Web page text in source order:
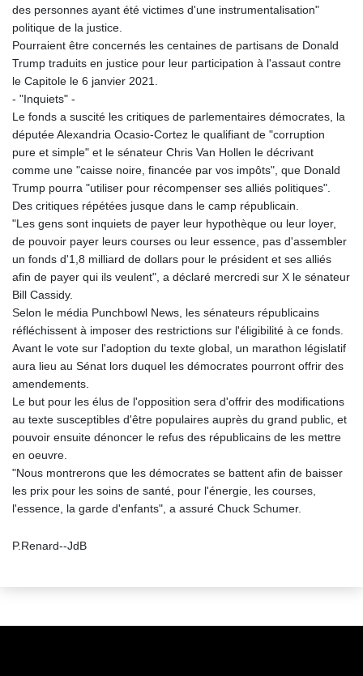
des personnes ayant été victimes d'une instrumentalisation"
politique de la justice.
Pourraient être concernés les centaines de partisans de Donald
Trump traduits en justice pour leur participation à l'assaut contre
le Capitole le 6 janvier 2021.
- "Inquiets" -
Le fonds a suscité les critiques de parlementaires démocrates, la
députée Alexandria Ocasio-Cortez le qualifiant de "corruption
pure et simple" et le sénateur Chris Van Hollen le décrivant
comme une "caisse noire, financée par vos impôts", que Donald
Trump pourra "utiliser pour récompenser ses alliés politiques".
Des critiques répétées jusque dans le camp républicain.
"Les gens sont inquiets de payer leur hypothèque ou leur loyer,
de pouvoir payer leurs courses ou leur essence, pas d'assembler
un fonds d'1,8 milliard de dollars pour le président et ses alliés
afin de payer qui ils veulent", a déclaré mercredi sur X le sénateur
Bill Cassidy.
Selon le média Punchbowl News, les sénateurs républicains
réfléchissent à imposer des restrictions sur l'éligibilité à ce fonds.
Avant le vote sur l'adoption du texte global, un marathon législatif
aura lieu au Sénat lors duquel les démocrates pourront offrir des
amendements.
Le but pour les élus de l'opposition sera d'offrir des modifications
au texte susceptibles d'être populaires auprès du grand public, et
pouvoir ensuite dénoncer le refus des républicains de les mettre
en oeuvre.
"Nous montrerons que les démocrates se battent afin de baisser
les prix pour les soins de santé, pour l'énergie, les courses,
l'essence, la garde d'enfants", a assuré Chuck Schumer.
P.Renard--JdB